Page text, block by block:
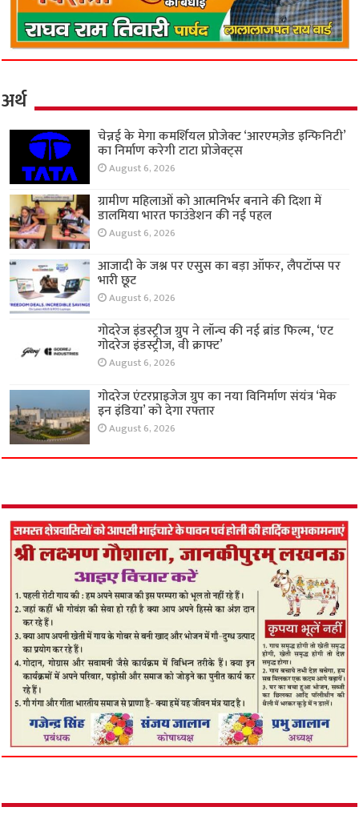
अर्थ
चेन्नई के मेगा कमर्शियल प्रोजेक्ट ‘आरएमज़ेड इन्फिनिटी’
का निर्माण करेगी टाटा प्रोजेक्ट्स
August 6, 2026
ग्रामीण महिलाओं को आत्मनिर्भर बनाने की दिशा में
डालमिया भारत फाउंडेशन की नई पहल
August 6, 2026
आजादी के जश्न पर एसुस का बड़ा ऑफर, लैपटॉप्स पर
भारी छूट
August 6, 2026
गोदरेज इंडस्ट्रीज ग्रुप ने लॉन्च की नई ब्रांड फिल्म, ‘एट
गोदरेज इंडस्ट्रीज, वी क्राफ्ट’
August 6, 2026
गोदरेज एंटरप्राइजेज ग्रुप का नया विनिर्माण संयंत्र ‘मेक
इन इंडिया’ को देगा रफ्तार
August 6, 2026